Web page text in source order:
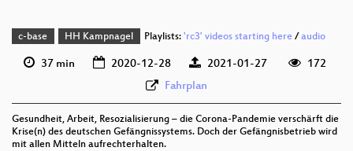
c-base HH Kampnagel Playlists: 'rc3' videos starting here/ audio
37 min 2020-12-28 2021-01-27
172
Fahrplan
Gesundheit, Arbeit, Resozialisierung – die Corona-Pandemie verschärft die
Krise(n) des deutschen Gefängnissystems. Doch der Gefängnisbetrieb wird
mit allen Mitteln aufrechterhalten.